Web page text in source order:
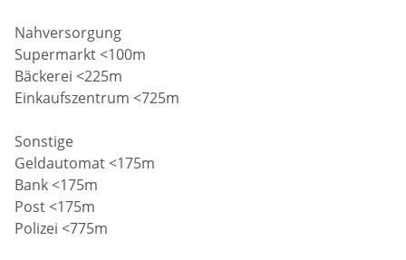
Nahversorgung
Supermarkt <100m
Bäckerei <225m
Einkaufszentrum <725m
Sonstige
Geldautomat <175m
Bank <175m
Post <175m
Polizei <775m